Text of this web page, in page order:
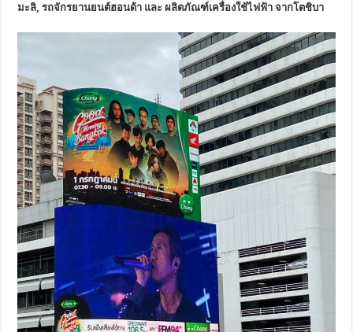
มะลิ, รถจักรยานยนต์ฮอนด้า และ ผลิตภัณฑ์เครื่องใช้ไฟฟ้า จากโตชิบา